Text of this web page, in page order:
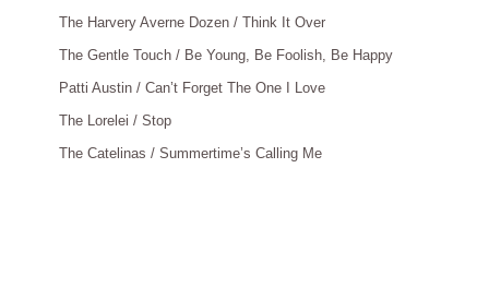
The Harvery Averne Dozen / Think It Over
The Gentle Touch / Be Young, Be Foolish, Be Happy
Patti Austin / Can’t Forget The One I Love
The Lorelei / Stop
The Catelinas / Summertime’s Calling Me